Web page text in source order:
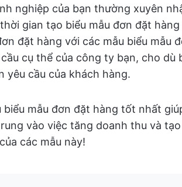
nghiệp của bạn thường xuyên
gian tạo biểu mẫu đơn đặt
đặt hàng với các mẫu biểu mẫu
cụ thể của công ty bạn, cho
yêu cầu của khách hàng.
biểu mẫu đơn đặt hàng tốt nhất
vào việc tăng doanh thu và
các mẫu này!